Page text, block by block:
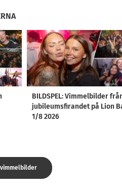
BILDSPEL: Vimmelbilder
jubileumsfirandet på Lion
1/8 2026